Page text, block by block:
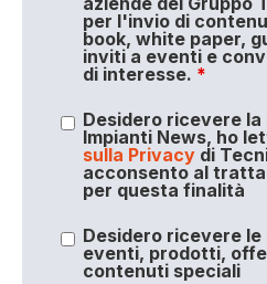
per l'invio di
book, white paper,
inviti a eventi e
di interesse. *
Desidero ricevere
Impianti News, ho
sulla Privacydi
acconsento al
per questa finalità
Desidero ricevere
eventi, prodotti,
contenuti speciali